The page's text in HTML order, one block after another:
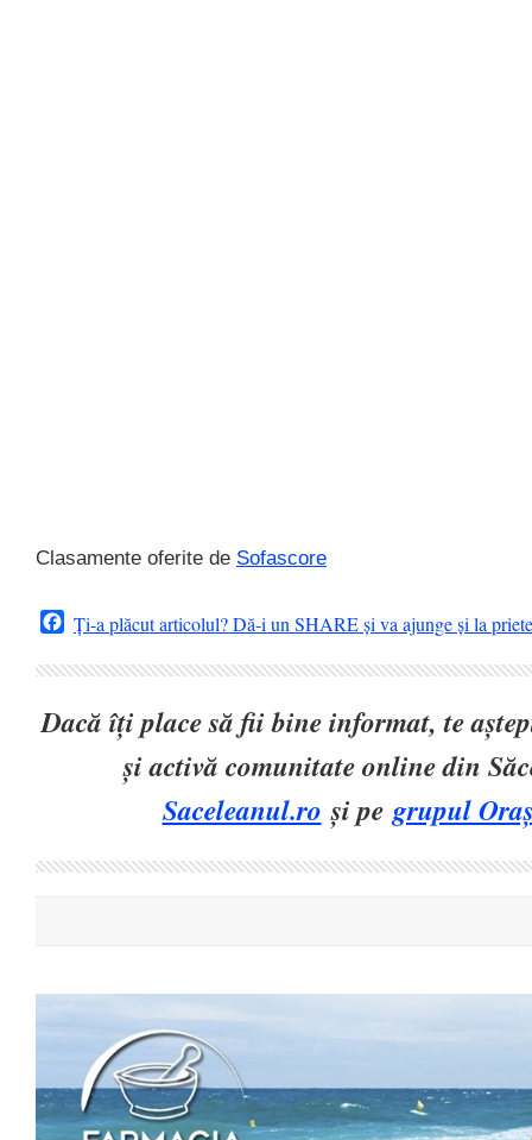
Clasamente oferite de Sofascore
Facebook
Ți-a plăcut articolul? Dă-i un SHARE și va ajunge și la
Dacă îți place să fii bine informat, te
și activă comunitate online din
Saceleanul.ro și pegrupul